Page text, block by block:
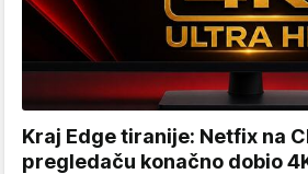
Kraj Edge tiranije: Netfix na
pregledaču konačno dobio